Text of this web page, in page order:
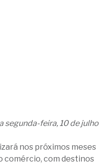
segunda-feira, 10 de julho
nos próximos meses
comércio, com destinos